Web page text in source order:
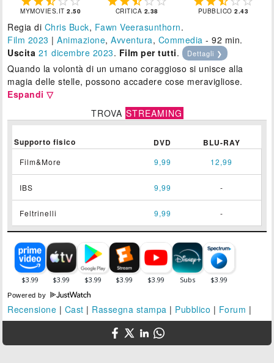
MYMOVIES.IT2.50 CRITICA 2.38 PUBBLICO2.43
Regia di Chris Buck, Fawn Veerasunthorn.
Film 2023 |Animazione,Avventura, Commedia - 92 min.
Uscita 21 dicembre 2023. Film per tutti. Dettagli ❯
Quando la volontà di un umano coraggioso si unisce alla
magia delle stelle, possono accadere cose meravigliose.
Espandi ▽
TROVA STREAMING
Supporto fisico DVD BLU-RAY
Film&More 9,99 12,99
IBS 9,99 -
Feltrinelli 9,99 -
Powered by
Recensione | Cast | Rassegna stampa | Pubblico | Forum |